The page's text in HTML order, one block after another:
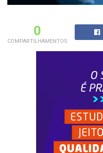
0
COMPARTILHAMENTOS